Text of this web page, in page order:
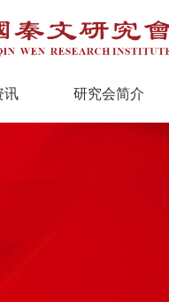
讯 研究会简介